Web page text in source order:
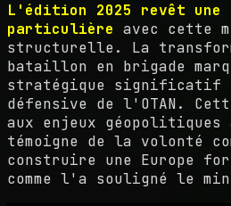
L'édition 2025 revêt une
particulière avec cette
structurelle. La
bataillon en brigade
stratégique significatif
défensive de l'OTAN.
aux enjeux
témoigne de la volonté
construire une Europe
comme l'a souligné le